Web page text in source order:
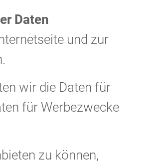
Daten
und zur
wir die Daten für
für Werbezwecke
zu können,